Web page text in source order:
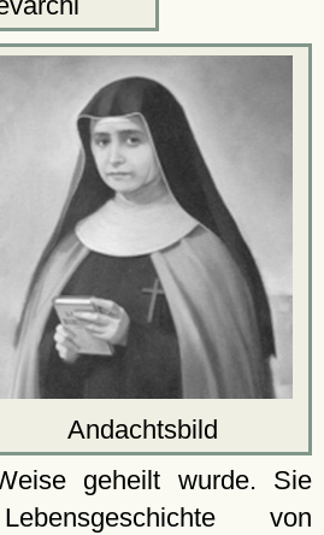
Andachtsbild
geheilt wurde. Sie
von